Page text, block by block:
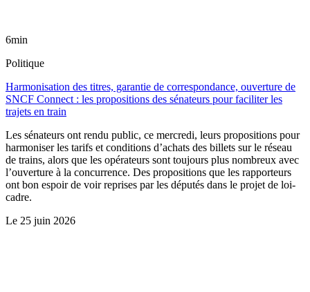
6min
Politique
Harmonisation des titres, garantie de correspondance, ouverture de
SNCF Connect : les propositions des sénateurs pour faciliter les
trajets en train
Les sénateurs ont rendu public, ce mercredi, leurs propositions pour
harmoniser les tarifs et conditions d’achats des billets sur le réseau
de trains, alors que les opérateurs sont toujours plus nombreux avec
l’ouverture à la concurrence. Des propositions que les rapporteurs
ont bon espoir de voir reprises par les députés dans le projet de loi-
cadre.
Le 25 juin 2026